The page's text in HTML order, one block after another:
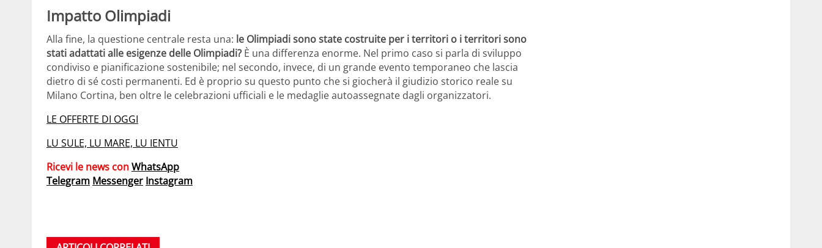
Impatto Olimpiadi
Alla fine, la questione centrale resta una: le Olimpiadi sono state costruite per i territori o i territori sono
stati adattati alle esigenze delle Olimpiadi? È una differenza enorme. Nel primo caso si parla di sviluppo
condiviso e pianificazione sostenibile; nel secondo, invece, di un grande evento temporaneo che lascia
dietro di sé costi permanenti. Ed è proprio su questo punto che si giocherà il giudizio storico reale su
Milano Cortina, ben oltre le celebrazioni ufficiali e le medaglie autoassegnate dagli organizzatori.
LE OFFERTE DI OGGI
LU SULE, LU MARE, LU IENTU
Ricevi le news conWhatsApp
Telegram Messenger Instagram